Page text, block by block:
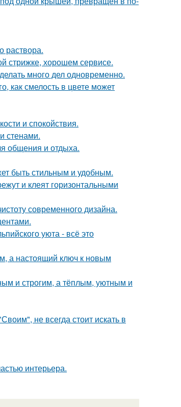
раствора.
стрижке, хорошем сервисе.
много дел одновременно.
как смелость в цвете может
и спокойствия.
стенами.
общения и отдыха.
быть стильным и удобным.
и клеят горизонтальными
современного дизайна.
уюта - всё это
а настоящий ключ к новым
и строгим, а тёплым, уютным и
не всегда стоит искать в
интерьера.